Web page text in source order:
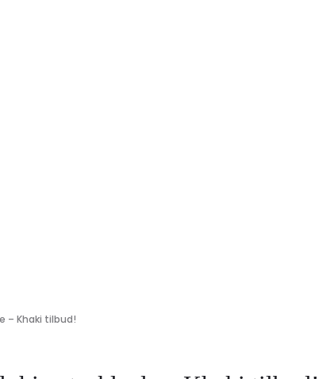
– Khaki tilbud!